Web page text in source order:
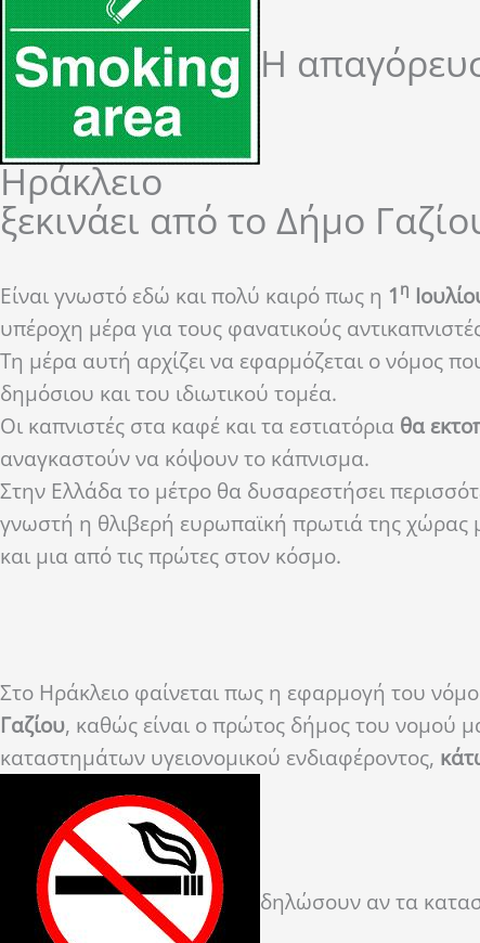
Η
Ηράκλειο
ξεκινάει από το Δήμο
Είναι γνωστό εδώ και πολύ καιρό πως η 1 η
υπέροχη μέρα για τους φανατικούς
Τη μέρα αυτή αρχίζει να εφαρμόζεται ο νόμος
δημόσιου και του ιδιωτικού τομέα.
Οι καπνιστές στα καφέ και τα εστιατόρια θα
αναγκαστούν να κόψουν το κάπνισμα.
Στην Ελλάδα το μέτρο θα δυσαρεστήσει
γνωστή η θλιβερή ευρωπαϊκή πρωτιά της χώρας
και μια από τις πρώτες στον κόσμο.
Στο Ηράκλειο φαίνεται πως η εφαρμογή του
Γαζίου, καθώς είναι ο πρώτος δήμος του νομού
καταστημάτων υγειονομικού ενδιαφέροντος,
δηλώσουν αν τα